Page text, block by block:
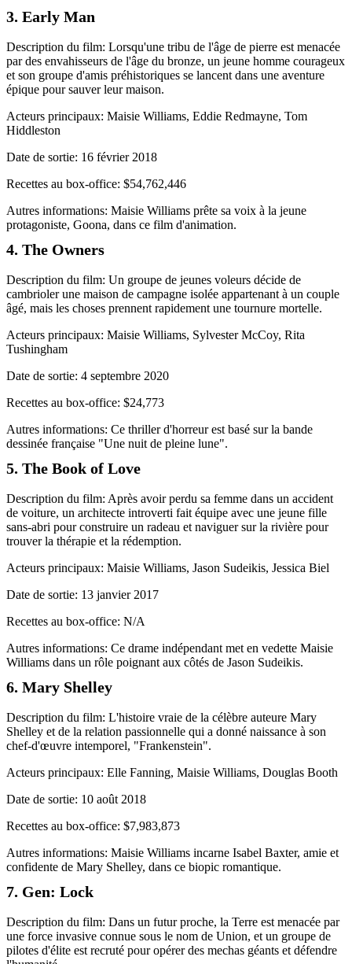
3. Early Man
Description du film: Lorsqu'une tribu de l'âge de pierre est menacée
par des envahisseurs de l'âge du bronze, un jeune homme courageux
et son groupe d'amis préhistoriques se lancent dans une aventure
épique pour sauver leur maison.
Acteurs principaux: Maisie Williams, Eddie Redmayne, Tom
Hiddleston
Date de sortie: 16 février 2018
Recettes au box-office: $54,762,446
Autres informations: Maisie Williams prête sa voix à la jeune
protagoniste, Goona, dans ce film d'animation.
4. The Owners
Description du film: Un groupe de jeunes voleurs décide de
cambrioler une maison de campagne isolée appartenant à un couple
âgé, mais les choses prennent rapidement une tournure mortelle.
Acteurs principaux: Maisie Williams, Sylvester McCoy, Rita
Tushingham
Date de sortie: 4 septembre 2020
Recettes au box-office: $24,773
Autres informations: Ce thriller d'horreur est basé sur la bande
dessinée française "Une nuit de pleine lune".
5. The Book of Love
Description du film: Après avoir perdu sa femme dans un accident
de voiture, un architecte introverti fait équipe avec une jeune fille
sans-abri pour construire un radeau et naviguer sur la rivière pour
trouver la thérapie et la rédemption.
Acteurs principaux: Maisie Williams, Jason Sudeikis, Jessica Biel
Date de sortie: 13 janvier 2017
Recettes au box-office: N/A
Autres informations: Ce drame indépendant met en vedette Maisie
Williams dans un rôle poignant aux côtés de Jason Sudeikis.
6. Mary Shelley
Description du film: L'histoire vraie de la célèbre auteure Mary
Shelley et de la relation passionnelle qui a donné naissance à son
chef-d'œuvre intemporel, "Frankenstein".
Acteurs principaux: Elle Fanning, Maisie Williams, Douglas Booth
Date de sortie: 10 août 2018
Recettes au box-office: $7,983,873
Autres informations: Maisie Williams incarne Isabel Baxter, amie et
confidente de Mary Shelley, dans ce biopic romantique.
7. Gen: Lock
Description du film: Dans un futur proche, la Terre est menacée par
une force invasive connue sous le nom de Union, et un groupe de
pilotes d'élite est recruté pour opérer des mechas géants et défendre